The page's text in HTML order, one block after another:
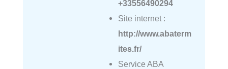
+33556490294
Site internet :
http://www.abaterm
ites.fr/
Service ABA